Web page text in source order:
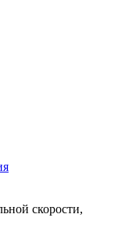
скорости,